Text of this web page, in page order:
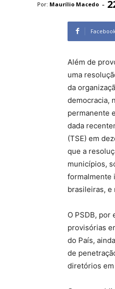
Por: Maurílio Macedo -
Além de
uma
da
democracia,
permanente
dada
(TSE) em
que a
municípios,
formalmente
brasileiras, e
O PSDB, por
provisórias
do País,
de
diretórios